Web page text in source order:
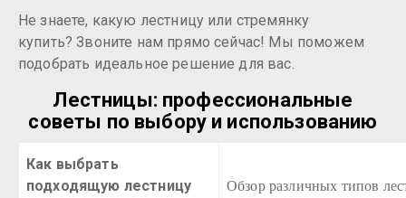
Не знаете, какую лестницу или стремянку
купить? Звоните нам прямо сейчас! Мы поможем
подобрать идеальное решение для вас.
Лестницы: профессиональные
советы по выбору и использованию
Как выбрать
подходящую лестницу
Обзор различных типов